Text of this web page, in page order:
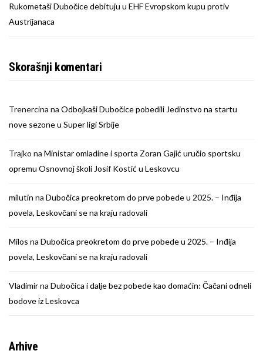
Rukometaši Dubočice debituju u EHF Evropskom kupu protiv
Austrijanaca
Skorašnji komentari
Trenercina na Odbojkaši Dubočice pobedili Jedinstvo na startu
nove sezone u Super ligi Srbije
Trajko na Ministar omladine i sporta Zoran Gajić uručio sportsku
opremu Osnovnoj školi Josif Kostić u Leskovcu
milutin na Dubočica preokretom do prve pobede u 2025. – Inđija
povela, Leskovčani se na kraju radovali
Milos na Dubočica preokretom do prve pobede u 2025. – Inđija
povela, Leskovčani se na kraju radovali
Vladimirna Dubočica i dalje bez pobede kao domaćin: Čačani odneli
bodove iz Leskovca
Arhive